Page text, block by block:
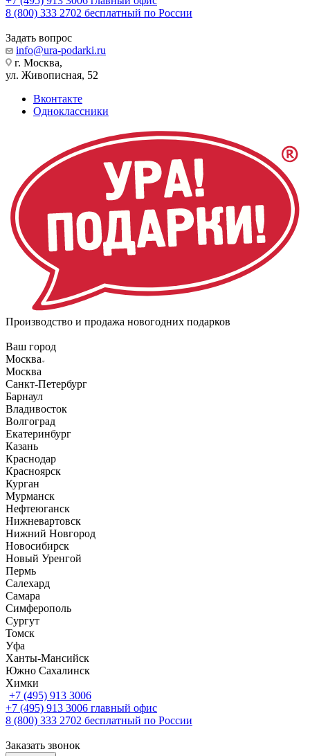
8 (800) 333 2702 бесплатный по России
Задать вопрос
info@ura-podarki.ru
г. Москва,
ул. Живописная, 52
Вконтакте
Одноклассники
Производство и продажа новогодних подарков
Ваш город
Москва
Москва
Санкт-Петербург
Барнаул
Владивосток
Волгоград
Екатеринбург
Казань
Краснодар
Красноярск
Курган
Мурманск
Нефтеюганск
Нижневартовск
Нижний Новгород
Новосибирск
Новый Уренгой
Пермь
Салехард
Самара
Симферополь
Сургут
Томск
Уфа
Ханты-Мансийск
Южно Сахалинск
Химки
+7 (495) 913 3006
+7 (495) 913 3006 главный офис
8 (800) 333 2702 бесплатный по России
Заказать звонок